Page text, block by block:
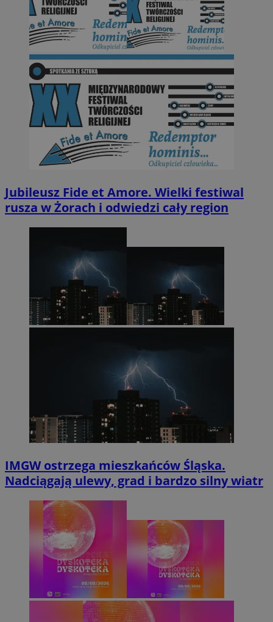
Jubileusz Fide et Amore. Wielki festiwal
rusza w Żorach i odwiedzi cały region
IMGW ostrzega mieszkańców Śląska.
Nadciągają ulewy, grad i bardzo silny wiatr